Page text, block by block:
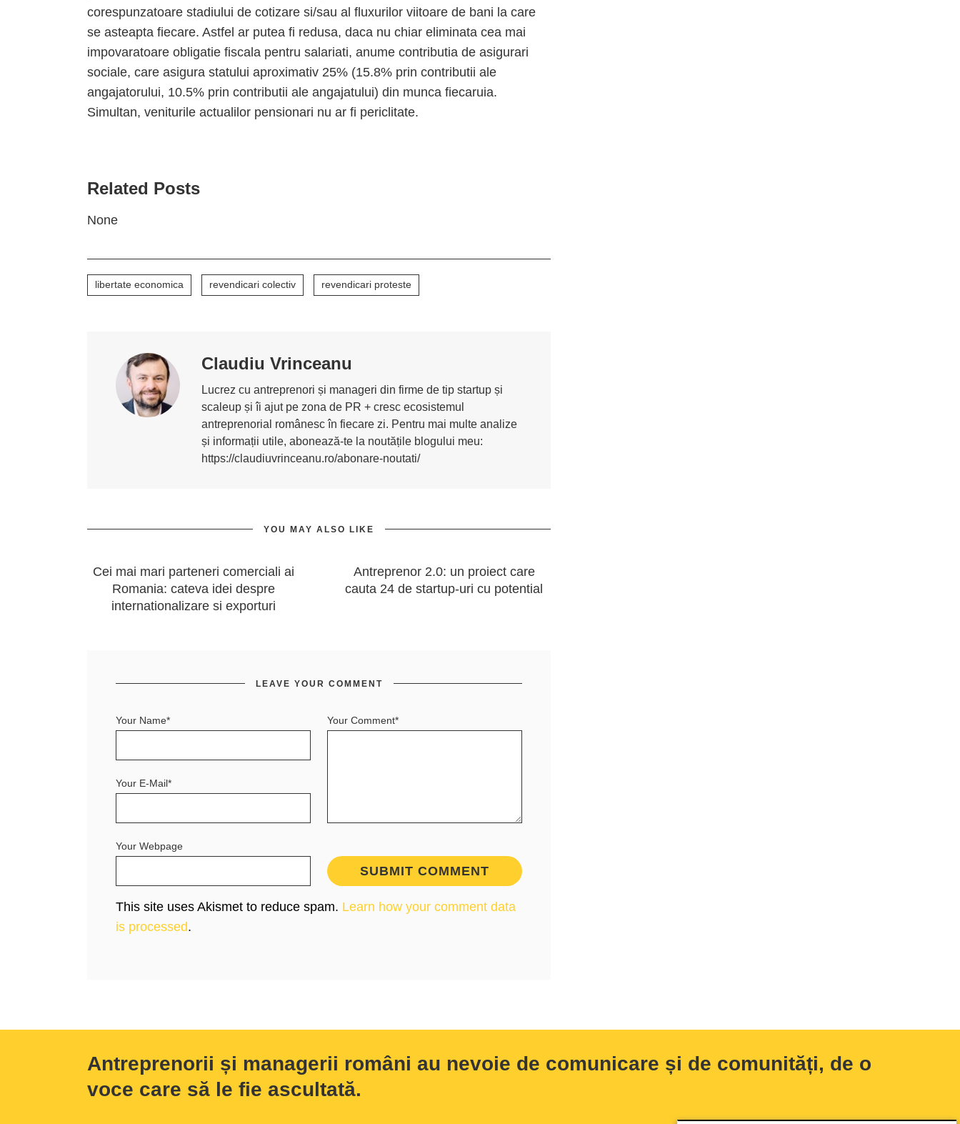
corespunzatoare stadiului de cotizare si/sau al fluxurilor viitoare de bani la care
se asteapta fiecare. Astfel ar putea fi redusa, daca nu chiar eliminata cea mai
impovaratoare obligatie fiscala pentru salariati, anume contributia de asigurari
sociale, care asigura statului aproximativ 25% (15.8% prin contributii ale
angajatorului, 10.5% prin contributii ale angajatului) din munca fiecaruia.
Simultan, veniturile actualilor pensionari nu ar fi periclitate.
Related Posts
None
libertate economica revendicari colectiv revendicari proteste
Claudiu Vrinceanu
Lucrez cu antreprenori și manageri din firme de tip startup și
scaleup și îi ajut pe zona de PR + cresc ecosistemul
antreprenorial românesc în fiecare zi. Pentru mai multe analize
și informații utile, abonează-te la noutățile blogului meu:
https://claudiuvrinceanu.ro/abonare-noutati/
YOU MAY ALSO LIKE
Cei mai mari parteneri comerciali ai
Romania: cateva idei despre
internationalizare si exporturi
Antreprenor 2.0: un proiect care
cauta 24 de startup-uri cu potential
LEAVE YOUR COMMENT
Your Comment*
Your Name*
Your E-Mail*
Your Webpage
This site uses Akismet to reduce spam. Learn how your comment data
is processed.
Antreprenorii și managerii români au nevoie de comunicare și de comunități, de o
voce care să le fie ascultată.